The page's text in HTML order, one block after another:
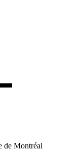
de Montréal